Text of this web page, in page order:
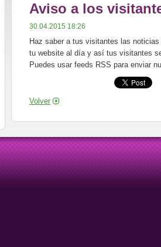
Aviso a los
30.04.2015 18:26
Haz saber a tus visitantes las
tu website al día y así tus visitantes
Puedes usar feeds RSS para enviar
Volver